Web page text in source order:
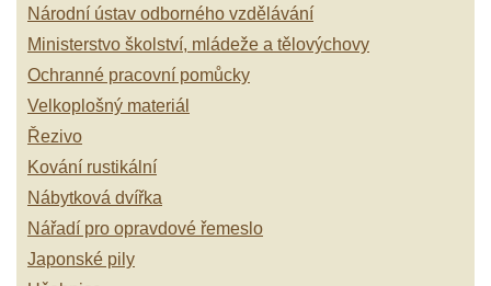
Národní ústav odborného vzdělávání
Ministerstvo školství, mládeže a tělovýchovy
Ochranné pracovní pomůcky
Velkoplošný materiál
Řezivo
Kování rustikální
Nábytková dvířka
Nářadí pro opravdové řemeslo
Japonské pily